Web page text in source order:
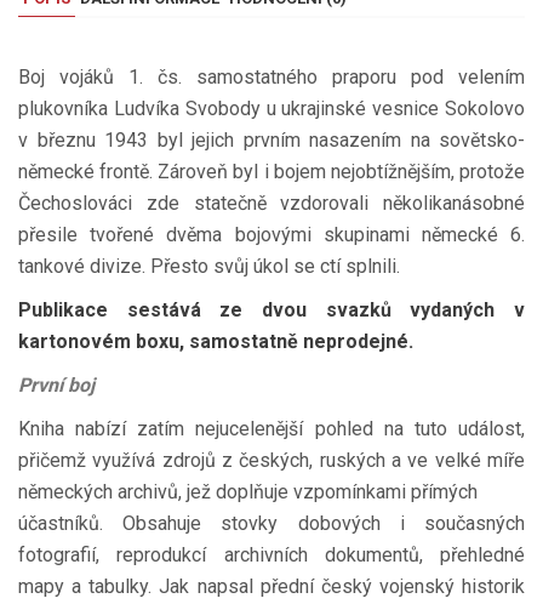
Boj vojáků 1. čs. samostatného praporu pod velením
plukovníka Ludvíka Svobody u ukrajinské vesnice Sokolovo
v březnu 1943 byl jejich prvním nasazením na sovětsko-
německé frontě. Zároveň byl i bojem nejobtížnějším, protože
Čechoslováci zde statečně vzdorovali několikanásobné
přesile tvořené dvěma bojovými skupinami německé 6.
tankové divize. Přesto svůj úkol se ctí splnili.
Publikace sestává ze dvou svazků vydaných v
kartonovém boxu, samostatně neprodejné.
První boj
Kniha nabízí zatím nejucelenější pohled na tuto událost,
přičemž využívá zdrojů z českých, ruských a ve velké míře
německých archivů, jež doplňuje vzpomínkami přímých
účastníků. Obsahuje stovky dobových i současných
fotografií, reprodukcí archivních dokumentů, přehledné
mapy a tabulky. Jak napsal přední český vojenský historik